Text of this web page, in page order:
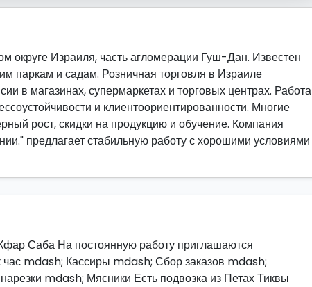
округе Израиля, часть агломерации Гуш-Дан. Известен
паркам и садам. Розничная торговля в Израиле
в магазинах, супермаркетах и торговых центрах. Работа
и клиентоориентированности. Многие
рост, скидки на продукцию и обучение. Компания
предлагает стабильную работу с хорошими условиями
Саба На постоянную работу приглашаются
mdash; Кассиры mdash; Сбор заказов mdash;
mdash; Мясники Есть подвозка из Петах Тиквы